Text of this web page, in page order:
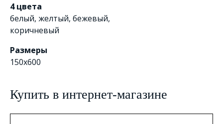
4 цвета
белый, желтый, бежевый,
коричневый
Размеры
150x600
Купить в интернет-магазине